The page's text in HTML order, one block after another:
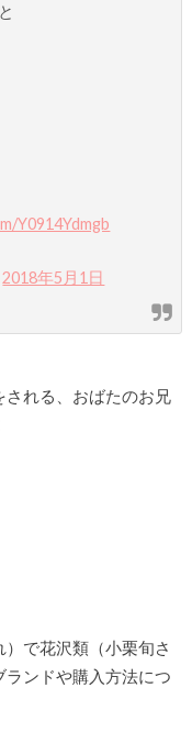
Y0914Ydmgb
2018年5月1日
される、おばたのお兄
で花沢類（小栗旬さ
ンドや購入方法につ